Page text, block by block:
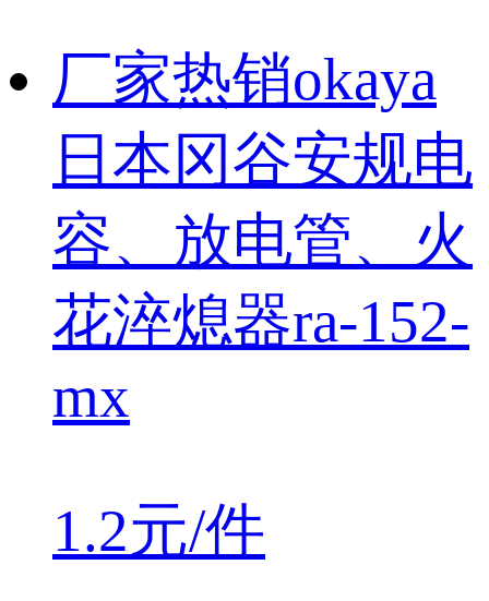
厂家热销okaya
日本冈谷安规电
容、放电管、火
花淬熄器ra-152-
mx
1.2元/件